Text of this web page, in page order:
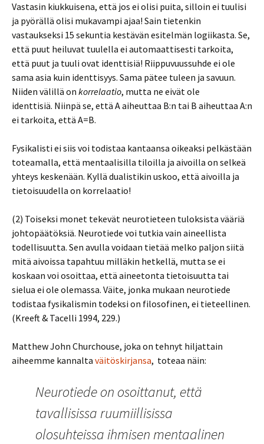
Vastasin kiukkuisena, että jos ei olisi puita, silloin ei tuulisi
ja pyörällä olisi mukavampi ajaa! Sain tietenkin
vastaukseksi 15 sekuntia kestävän esitelmän logiikasta. Se,
että puut heiluvat tuulella ei automaattisesti tarkoita,
että puut ja tuuli ovat identtisiä! Riippuvuussuhde ei ole
sama asia kuin identtisyys. Sama pätee tuleen ja savuun.
Niiden välillä on korrelaatio, mutta ne eivät ole
identtisiä. Niinpä se, että A aiheuttaa B:n tai B aiheuttaa A:n
ei tarkoita, että A=B.
Fysikalisti ei siis voi todistaa kantaansa oikeaksi pelkästään
toteamalla, että mentaalisilla tiloilla ja aivoilla on selkeä
yhteys keskenään. Kyllä dualistikin uskoo, että aivoilla ja
tietoisuudella on korrelaatio!
(2) Toiseksi monet tekevät neurotieteen tuloksista vääriä
johtopäätöksiä. Neurotiede voi tutkia vain aineellista
todellisuutta. Sen avulla voidaan tietää melko paljon siitä
mitä aivoissa tapahtuu milläkin hetkellä, mutta se ei
koskaan voi osoittaa, että aineetonta tietoisuutta tai
sielua ei ole olemassa. Väite, jonka mukaan neurotiede
todistaa fysikalismin todeksi on filosofinen, ei tieteellinen.
(Kreeft & Tacelli 1994, 229.)
Matthew John Churchouse, joka on tehnyt hiljattain
aiheemme kannalta väitöskirjansa, toteaa näin:
Neurotiede on osoittanut, että
tavallisissa ruumiillisissa
olosuhteissa ihmisen mentaalinen